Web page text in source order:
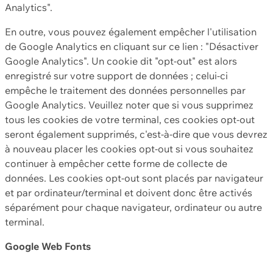
Analytics".
En outre, vous pouvez également empêcher l'utilisation
de Google Analytics en cliquant sur ce lien : "Désactiver
Google Analytics". Un cookie dit "opt-out" est alors
enregistré sur votre support de données ; celui-ci
empêche le traitement des données personnelles par
Google Analytics. Veuillez noter que si vous supprimez
tous les cookies de votre terminal, ces cookies opt-out
seront également supprimés, c'est-à-dire que vous devrez
à nouveau placer les cookies opt-out si vous souhaitez
continuer à empêcher cette forme de collecte de
données. Les cookies opt-out sont placés par navigateur
et par ordinateur/terminal et doivent donc être activés
séparément pour chaque navigateur, ordinateur ou autre
terminal.
Google Web Fonts